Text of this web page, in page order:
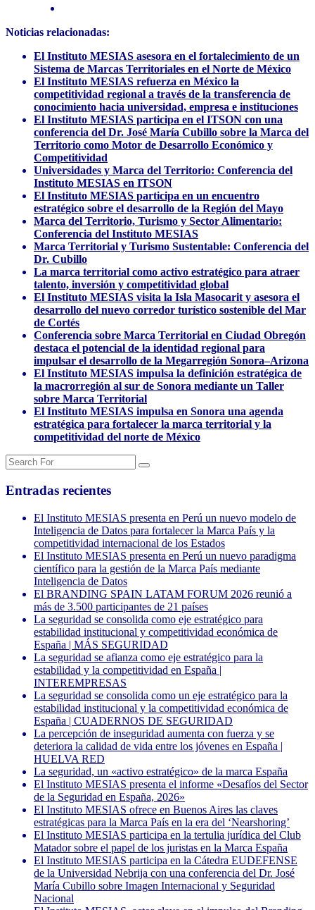
Noticias relacionadas:
El Instituto MESIAS asesora en el fortalecimiento de un
Sistema de Marcas Territoriales en el Norte de México
El Instituto MESIAS refuerza en México la
competitividad regional a través de la transferencia de
conocimiento hacia universidad, empresa e instituciones
El Instituto MESIAS participa en el ITSON con una
conferencia del Dr. José María Cubillo sobre la Marca del
Territorio como Motor de Desarrollo Económico y
Competitividad
Universidades y Marca del Territorio: Conferencia del
Instituto MESIAS en ITSON
El Instituto MESIAS participa en un encuentro
estratégico sobre el desarrollo de la Región del Mayo
Marca del Territorio, Turismo y Sector Alimentario:
Conferencia del Instituto MESIAS
Marca Territorial y Turismo Sustentable: Conferencia del
Dr. Cubillo
La marca territorial como activo estratégico para atraer
talento, inversión y competitividad global
El Instituto MESIAS visita la Isla Masocarit y asesora el
desarrollo del nuevo corredor turístico sostenible del Mar
de Cortés
Conferencia sobre Marca Territorial en Ciudad Obregón
destaca el potencial de la identidad regional para
impulsar el desarrollo de la Megarregión Sonora–Arizona
El Instituto MESIAS impulsa la definición estratégica de
la macrorregión al sur de Sonora mediante un Taller
sobre Marca Territorial
El Instituto MESIAS impulsa en Sonora una agenda
estratégica para fortalecer la marca territorial y la
competitividad del norte de México
Entradas recientes
El Instituto MESIAS presenta en Perú un nuevo modelo de
Inteligencia de Datos para fortalecer la Marca País y la
competitividad internacional de los Estados
El Instituto MESIAS presenta en Perú un nuevo paradigma
científico para la gestión de la Marca País mediante
Inteligencia de Datos
El BRANDING SPAIN LATAM FORUM 2026 reunió a
más de 3.500 participantes de 21 países
La seguridad se consolida como eje estratégico para
estabilidad institucional y competitividad económica de
España | MÁS SEGURIDAD
La seguridad se afianza como eje estratégico para la
estabilidad y la competitividad en España |
INTEREMPRESAS
La seguridad se consolida como un eje estratégico para la
estabilidad institucional y la competitividad económica de
España | CUADERNOS DE SEGURIDAD
La percepción de inseguridad aumenta con fuerza y se
deteriora la calidad de vida entre los jóvenes en España |
HUELVA RED
La seguridad, un «activo estratégico» de la marca España
El Instituto MESIAS presenta el informe «Desafíos del Sector
de la Seguridad en España, 2026»
El Instituto MESIAS ofrece en Buenos Aires las claves
estratégicas para la Marca País en la era del ‘Nearshoring’
El Instituto MESIAS participa en la tertulia jurídica del Club
Matador sobre el papel de los juristas en la Marca España
El Instituto MESIAS participa en la Cátedra EUDEFENSE
de la Universidad Nebrija con una conferencia del Dr. José
María Cubillo sobre Imagen Internacional y Seguridad
Nacional